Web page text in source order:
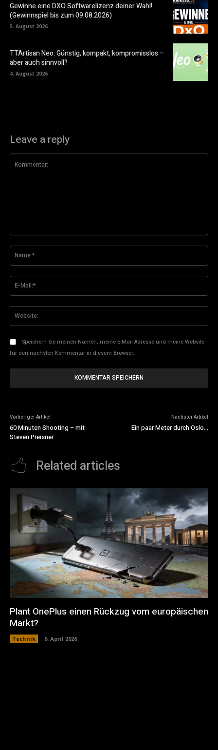
Gewinne eine DXO Softwarelizenz deiner Wahl!
(Gewinnspiel bis zum 09.08.2026)
5. August 2026
TTArtisan Neo: Günstig, kompakt, kompromisslos –
aber auch sinnvoll?
4. August 2026
Leave a reply
Speichern Sie meinen Namen, meine E-Mail-Adresse und meine Website
für den nächsten Kommentar in diesem Browser.
Vorheriger Artikel
60 Minuten Shooting – mit
Steven Preisner
Nächster Artikel
Ein paar Meter durch Oslo…
Related articles
Plant OnePlus einen Rückzug vom europäischen
Markt?
Technik 6. April 2026